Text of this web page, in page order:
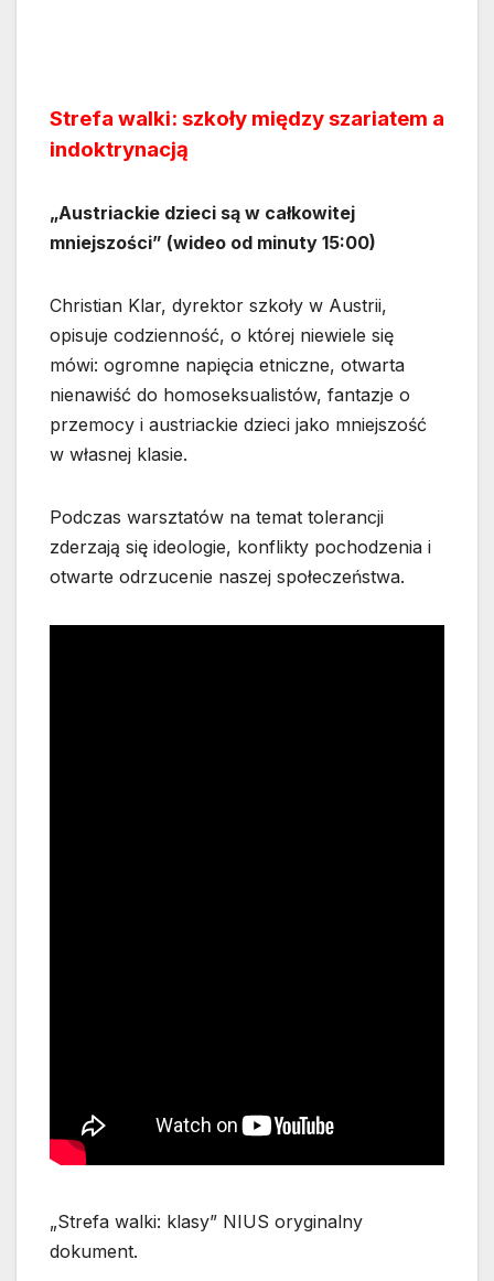
Strefa walki: szkoły między szariatem a
indoktrynacją
„Austriackie dzieci są w całkowitej
mniejszości” (wideo od minuty 15:00)
Christian Klar, dyrektor szkoły w Austrii,
opisuje codzienność, o której niewiele się
mówi: ogromne napięcia etniczne, otwarta
nienawiść do homoseksualistów, fantazje o
przemocy i austriackie dzieci jako mniejszość
w własnej klasie.
Podczas warsztatów na temat tolerancji
zderzają się ideologie, konflikty pochodzenia i
otwarte odrzucenie naszej społeczeństwa.
„Strefa walki: klasy” NIUS oryginalny
dokument.